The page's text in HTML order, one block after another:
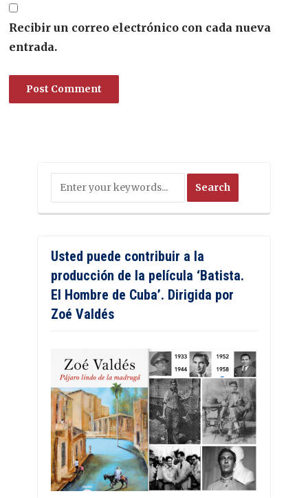
Recibir un correo electrónico con cada nueva
entrada.
Usted puede contribuir a la
producción de la película ‘Batista.
El Hombre de Cuba’. Dirigida por
Zoé Valdés